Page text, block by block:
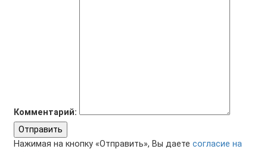
Комментарий:
Отправить
Нажимая на кнопку «Отправить», Вы даете согласие на